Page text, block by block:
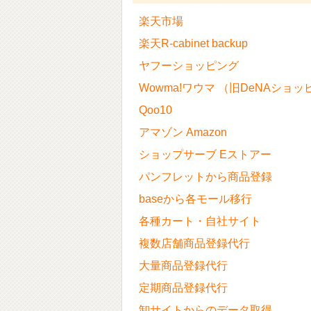
楽天市場
楽天R-cabinet backup
ヤフーショッピング
Wowma!ワウマ （旧DeNAショッ
Qoo10
アマゾン Amazon
ショップサーブ Eストアー
パンフレットから商品登録
baseから各モール移行
各種カート・自社サイト
複数店舗商品登録代行
大量商品登録代行
定期商品登録代行